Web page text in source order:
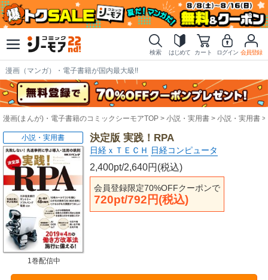
検索 はじめて カート ログイン 会員登録
漫画（マンガ）・電子書籍が国内最大級!!
漫画(まんが)・電子書籍のコミックシーモアTOP 小説・実用書 小説・実用書
決定版 実践！RPA
日経ｘＴＥＣＨ 日経コンピュータ
2,400pt/2,640円(税込)
会員登録限定70%OFFクーポンで
720pt/792円(税込)
小説・実用書
1巻配信中